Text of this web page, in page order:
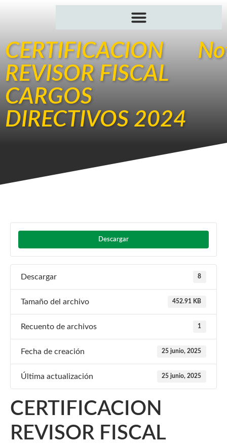
CERTIFICACION
REVISOR FISCAL
CARGOS
DIRECTIVOS 2024
Descargar
Descargar 8
Tamaño del archivo 452.91 KB
Recuento de archivos 1
Fecha de creación 25 junio, 2025
Última actualización 25 junio, 2025
CERTIFICACION
REVISOR FISCAL